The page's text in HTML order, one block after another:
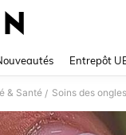
Entrepôt
& Santé / Soins des